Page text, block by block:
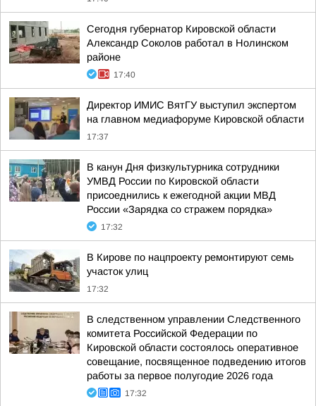
Сегодня губернатор Кировской области
Александр Соколов работал в Нолинском
районе
17:40
Директор ИМИС ВятГУ выступил экспертом
на главном медиафоруме Кировской области
17:37
В канун Дня физкультурника сотрудники
УМВД России по Кировской области
присоеднились к ежегодной акции МВД
России «Зарядка со стражем порядка»
17:32
В Кирове по нацпроекту ремонтируют семь
участок улиц
17:32
В следственном управлении Следственного
комитета Российской Федерации по
Кировской области состоялось оперативное
совещание, посвященное подведению итогов
работы за первое полугодие 2026 года
17:32